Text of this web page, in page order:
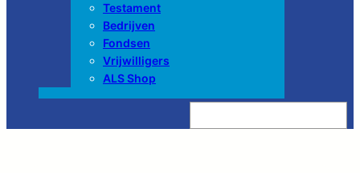
Testament
Bedrijven
Fondsen
Vrijwilligers
ALS Shop
Z
e